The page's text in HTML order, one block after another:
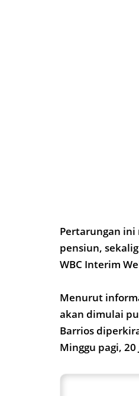
Pertarungan
pensiun,
WBC Interim
Menurut
akan dimulai
Barrios
Minggu pagi,